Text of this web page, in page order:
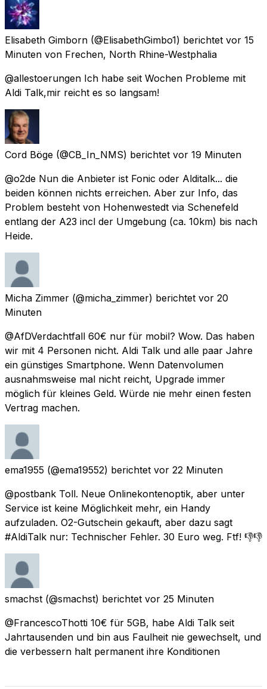
Elisabeth Gimborn (@ElisabethGimbo1) berichtet vor 15
Minuten von Frechen, North Rhine-Westphalia
@allestoerungen Ich habe seit Wochen Probleme mit
Aldi Talk,mir reicht es so langsam!
Cord Böge (@CB_In_NMS) berichtet vor 19 Minuten
@o2de Nun die Anbieter ist Fonic oder Alditalk... die
beiden können nichts erreichen. Aber zur Info, das
Problem besteht von Hohenwestedt via Schenefeld
entlang der A23 incl der Umgebung (ca. 10km) bis nach
Heide.
Micha Zimmer (@micha_zimmer) berichtet vor 20
Minuten
@AfDVerdachtfall 60€ nur für mobil? Wow. Das haben
wir mit 4 Personen nicht. Aldi Talk und alle paar Jahre
ein günstiges Smartphone. Wenn Datenvolumen
ausnahmsweise mal nicht reicht, Upgrade immer
möglich für kleines Geld. Würde nie mehr einen festen
Vertrag machen.
ema1955 (@ema19552) berichtet vor 22 Minuten
@postbank Toll. Neue Onlinekontenoptik, aber unter
Service ist keine Möglichkeit mehr, ein Handy
aufzuladen. O2-Gutschein gekauft, aber dazu sagt
#AldiTalk nur: Technischer Fehler. 30 Euro weg. Ftf! 👎👎
smachst (@smachst) berichtet vor 25 Minuten
@FrancescoThotti 10€ für 5GB, habe Aldi Talk seit
Jahrtausenden und bin aus Faulheit nie gewechselt, und
die verbessern halt permanent ihre Konditionen